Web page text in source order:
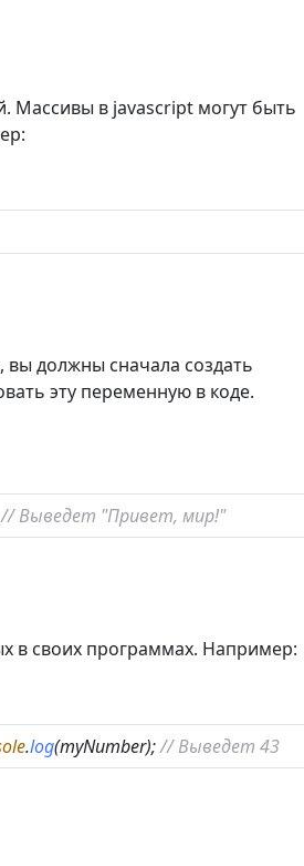
Массивы в jаvascript могут быть
должны сначала создать
эту переменную в коде.
// Выведет "Привет, мир!"
в своих программах. Например:
.log(myNumber);// Выведет 43